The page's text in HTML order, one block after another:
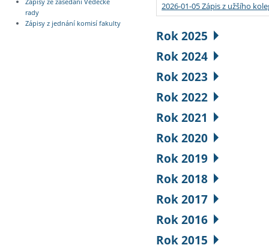
Zápisy ze zasedání Vědecké
rady
Zápisy z jednání komisí fakulty
2026-01-05 Zápis z užšího
Rok 2025
Rok 2024
Rok 2023
Rok 2022
Rok 2021
Rok 2020
Rok 2019
Rok 2018
Rok 2017
Rok 2016
Rok 2015